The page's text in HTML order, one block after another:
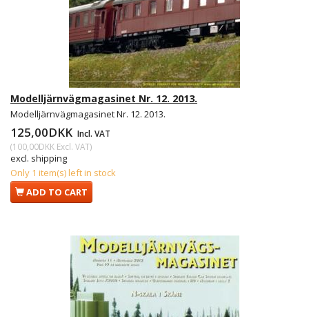
Modelljärnvägmagasinet Nr. 12. 2013.
Modelljärnvägmagasinet Nr. 12. 2013.
125,00DKK Incl. VAT
(100,00DKK Excl. VAT)
excl. shipping
Only 1 item(s) left in stock
ADD TO CART